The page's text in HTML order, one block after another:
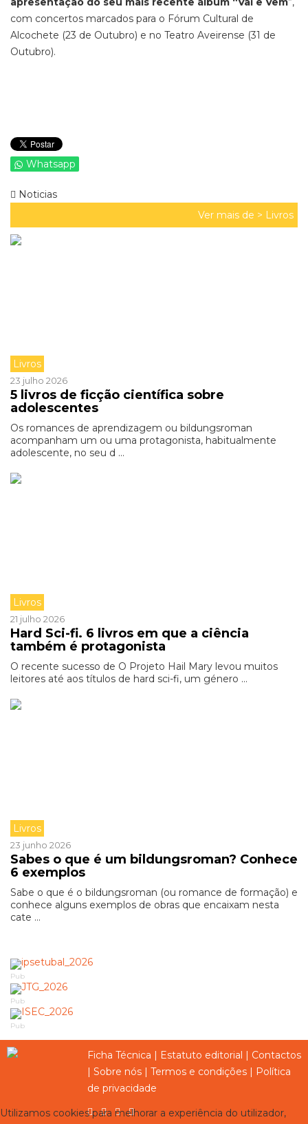
com concertos marcados para o Fórum Cultural de
Alcochete (23 de Outubro) e no Teatro Aveirense (31 de
Outubro).
Whatsapp
Noticias
Ver mais de > Livros
Livros
23 julho 2026
5 livros de ficção científica sobre
adolescentes
Os romances de aprendizagem ou bildungsroman
acompanham um ou uma protagonista, habitualmente
adolescente, no seu d ...
Livros
21 julho 2026
Hard Sci-fi. 6 livros em que a ciência
também é protagonista
O recente sucesso de O Projeto Hail Mary levou muitos
leitores até aos títulos de hard sci-fi, um género ...
Livros
23 junho 2026
Sabes o que é um bildungsroman? Conhece
6 exemplos
Sabe o que é o bildungsroman (ou romance de formação) e
conhece alguns exemplos de obras que encaixam nesta
cate ...
Pub
Pub
Pub
Ficha Técnica Estatuto editorial
Contactos
Sobre nós Termos e condições
Política
de privacidade
Utilizamos cookies para melhorar a experiência do utilizador,